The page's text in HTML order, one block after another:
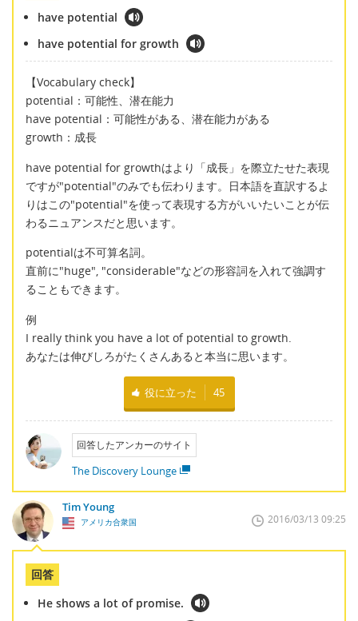
have potential
have potential for growth
【Vocabulary check】
potential：可能性、潜在能力
have potential：可能性がある、潜在能力がある
growth：成長
have potential for growthはより「成長」を際立たせた表現
ですが"potential"のみでも伝わります。日本語を直訳するよ
りはこの"potential"を使って表現する方がいいたいことが伝
わるニュアンスだと思います。
potentialは不可算名詞。
直前に"huge", "considerable"などの形容詞を入れて強調す
ることもできます。
例
I really think you have a lot of potential to growth.
あなたは伸びしろがたくさんあると本当に思います。
役に立った 45
回答したアンカーのサイト
The Discovery Lounge
Tim Young
アメリカ合衆国 2016/03/13 09:25
回答
He shows a lot of promise.